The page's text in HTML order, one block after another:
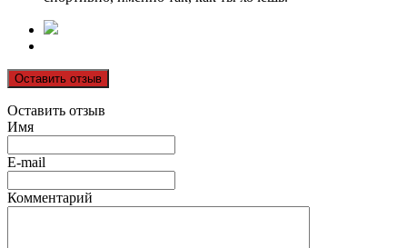
Оставить отзыв
Оставить отзыв
Имя
E-mail
Комментарий